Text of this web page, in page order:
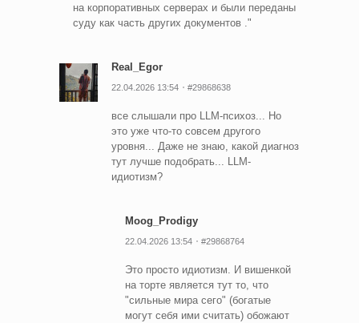
на корпоративных серверах и были переданы
суду как часть других документов ."
Real_Egor
22.04.2026 13:54 #29868638
все слышали про LLM-психоз... Но
это уже что-то совсем другого
уровня... Даже не знаю, какой диагноз
тут лучше подобрать... LLM-
идиотизм?
Moog_Prodigy
22.04.2026 13:54 #29868764
Это просто идиотизм. И вишенкой
на торте является тут то, что
"сильные мира сего" (богатые
могут себя ими считать) обожают